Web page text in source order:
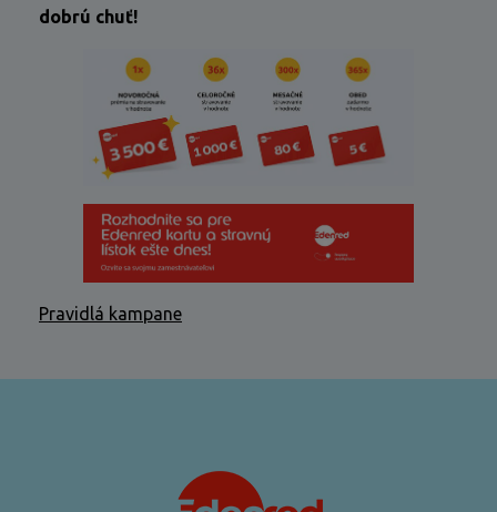
dobrú chuť!
Pravidlá kampane